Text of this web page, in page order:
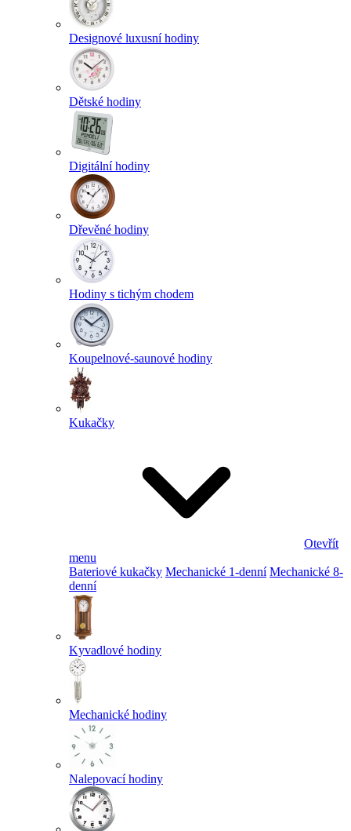
Designové luxusní hodiny
Dětské hodiny
Digitální hodiny
Dřevěné hodiny
Hodiny s tichým chodem
Koupelnové-saunové hodiny
Kukačky
Otevřít
menu
Bateriové kukačky Mechanické 1-denní Mechanické 8-
denní
Kyvadlové hodiny
Mechanické hodiny
Nalepovací hodiny